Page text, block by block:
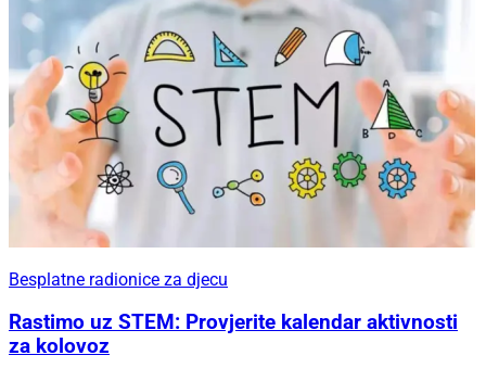
Besplatne radionice za djecu
Rastimo uz STEM: Provjerite kalendar aktivnosti
za kolovoz